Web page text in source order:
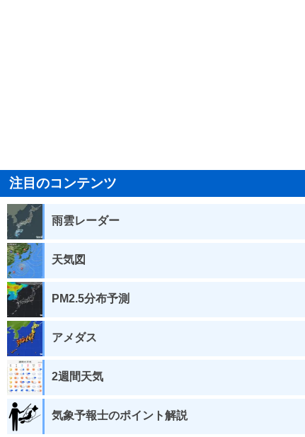
注目のコンテンツ
雨雲レーダー
天気図
PM2.5分布予測
アメダス
2週間天気
気象予報士のポイント解説